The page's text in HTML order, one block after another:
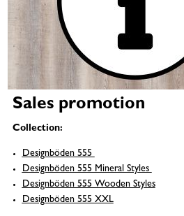
Sales promotion
Collection:
Designböden 555
Designböden 555 Mineral Styles
Designböden 555 Wooden Styles​​​​​​
Designböden 555 XXL